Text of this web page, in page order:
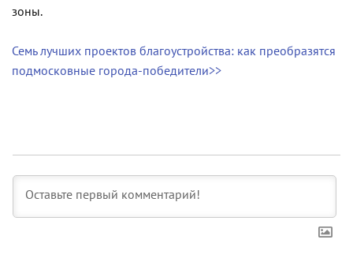
зоны.
Семь лучших проектов благоустройства: как преобразятся
подмосковные города-победители>>